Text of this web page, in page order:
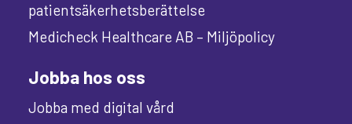
patientsäkerhetsberättelse
Medicheck Healthcare AB – Miljöpolicy
Jobba hos oss
Jobba med digital vård